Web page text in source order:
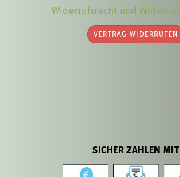
Widerrufsrecht und
VERTRAG WIDERRUFEN
SICHER ZAHLEN MIT